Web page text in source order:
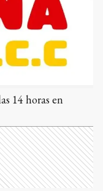
14 horas en